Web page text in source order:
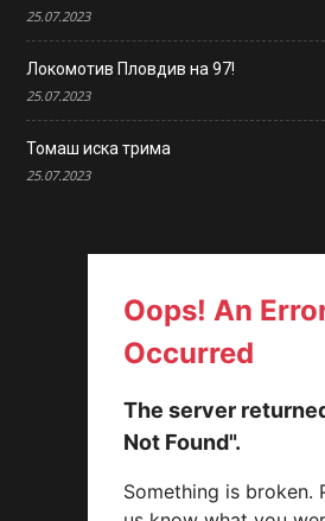
25.07.2023
Локомотив Пловдив на 97!
25.07.2023
Томаш иска трима
25.07.2023